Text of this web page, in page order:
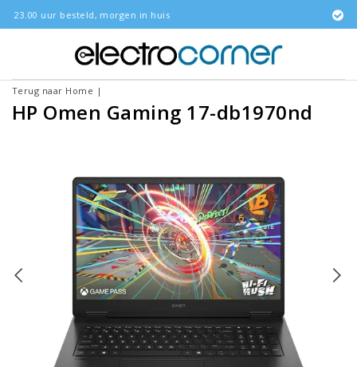
in huis
Terug naar Home |
HP Omen Gaming 17-db1970nd